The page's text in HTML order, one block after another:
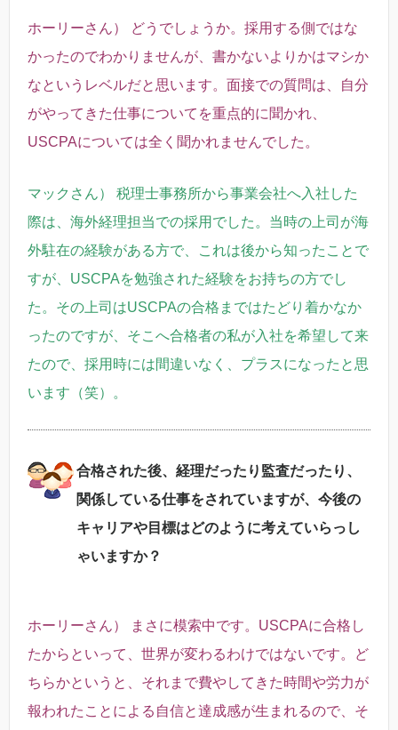
ホーリーさん） どうでしょうか。採用する側ではな
かったのでわかりませんが、書かないよりかはマシか
なというレベルだと思います。面接での質問は、自分
がやってきた仕事についてを重点的に聞かれ、
USCPAについては全く聞かれませんでした。
マックさん） 税理士事務所から事業会社へ入社した
際は、海外経理担当での採用でした。当時の上司が海
外駐在の経験がある方で、これは後から知ったことで
すが、USCPAを勉強された経験をお持ちの方でし
た。その上司はUSCPAの合格まではたどり着かなか
ったのですが、そこへ合格者の私が入社を希望して来
たので、採用時には間違いなく、プラスになったと思
います（笑）。
合格された後、経理だったり監査だったり、
関係している仕事をされていますが、今後の
キャリアや目標はどのように考えていらっし
ゃいますか？
ホーリーさん） まさに模索中です。USCPAに合格し
たからといって、世界が変わるわけではないです。ど
ちらかというと、それまで費やしてきた時間や労力が
報われたことによる自信と達成感が生まれるので、そ